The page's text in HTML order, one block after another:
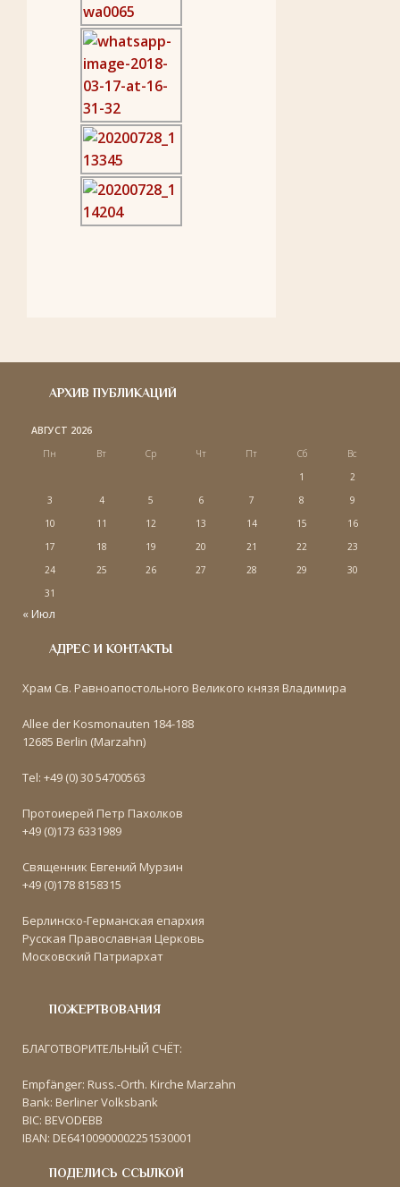
АРХИВ ПУБЛИКАЦИЙ
АВГУСТ 2026
Пн
Вт Ср Чт Пт Сб
Вс
1
2
3
4 5 6 7 8
9
10
11 12 13 14 15
16
17
18 19 20 21 22
23
24
25 26 27 28 29
30
31
« Июл
АДРЕС И КОНТАКТЫ
Храм Св. Равноапостольного Великого князя Владимира
Allee der Kosmonauten 184-188
12685 Berlin (Marzahn)
Tel: +49 (0) 30 54700563
Протоиерей Петр Пахолков
+49 (0)173 6331989
Священник Евгений Мурзин
+49 (0)178 8158315
Берлинско-Германская епархия
Русская Православная Церковь
Московский Патриархат
ПОЖЕРТВОВАНИЯ
БЛАГОТВОРИТЕЛЬНЫЙ СЧЁТ:
Empfänger: Russ.-Orth. Kirche Marzahn
Bank: Berliner Volksbank
BIC: BEVODEBB
IBAN: DE64100900002251530001
ПОДЕЛИСЬ ССЫЛКОЙ